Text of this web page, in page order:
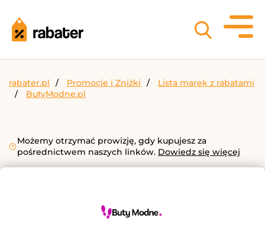
rabater.pl Promocje i Zniżki
Lista marek z rabatami
ButyModne.pl
Możemy otrzymać prowizję, gdy kupujesz za
pośrednictwem naszych linków. Dowiedz się więcej